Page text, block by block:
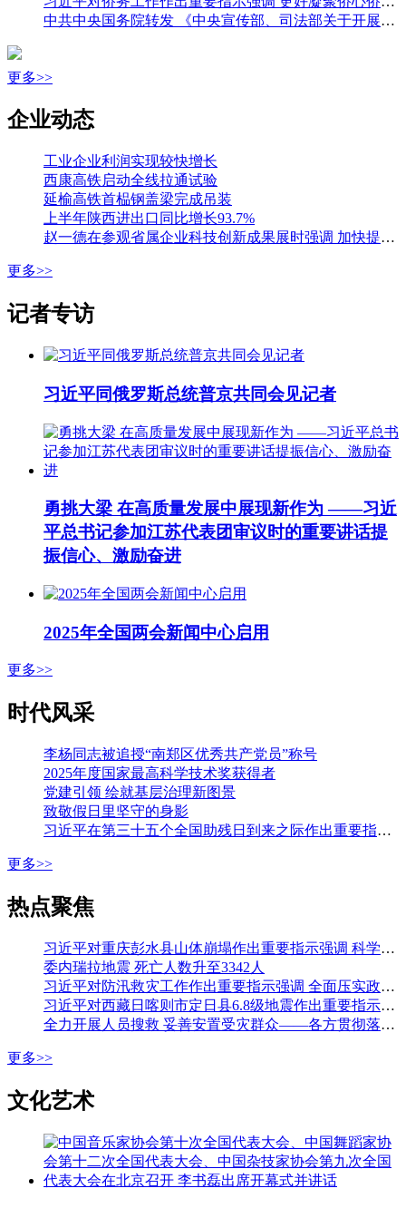
中共中央国务院转发 《中央宣传部、司法部关于开展法治宣传教育的第九个五年规划（二〇二六—二〇三〇年）》
更多>>
企业动态
工业企业利润实现较快增长
西康高铁启动全线拉通试验
延榆高铁首榀钢盖梁完成吊装
上半年陕西进出口同比增长93.7%
赵一德在参观省属企业科技创新成果展时强调 加快提升国有企业创新能力 为科技强省建设贡献更大力量 邢善萍参加
更多>>
记者专访
习近平同俄罗斯总统普京共同会见记者
勇挑大梁 在高质量发展中展现新作为 ——习近
平总书记参加江苏代表团审议时的重要讲话提
振信心、激励奋进
2025年全国两会新闻中心启用
更多>>
时代风采
李杨同志被追授“南郑区优秀共产党员”称号
2025年度国家最高科学技术奖获得者
党建引领 绘就基层治理新图景
致敬假日里坚守的身影
习近平在第三十五个全国助残日到来之际作出重要指示强调 从自强模范身上汲取精神力量 勇敢克服困难挑战积极追求人生梦想 李强会见第七次全国自强模范暨助残先进表彰大会代表
更多>>
热点聚焦
习近平对重庆彭水县山体崩塌作出重要指示强调 科学组织搜救 加强监测预警和巡查排险 切实保障人民群众生命财产安全 李强作出批示
委内瑞拉地震 死亡人数升至3342人
习近平对防汛救灾工作作出重要指示强调 全面压实政治责任 落实落细各项防汛措施 全力保障人民生命财产安全 李强作出批示
习近平对西藏日喀则市定日县6.8级地震作出重要指示强调 全力开展人员搜救 最大限度减少人员伤亡 妥善安置受灾群众 确保安全温暖过冬 李强作出批示
全力开展人员搜救 妥善安置受灾群众——各方贯彻落实习近平总书记重要指示全力开展西藏定日县地震大救援
更多>>
文化艺术